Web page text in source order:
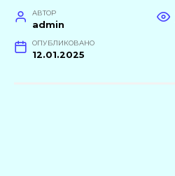
АВТОР
admin
ОПУБЛИКОВАНО
12.01.2025